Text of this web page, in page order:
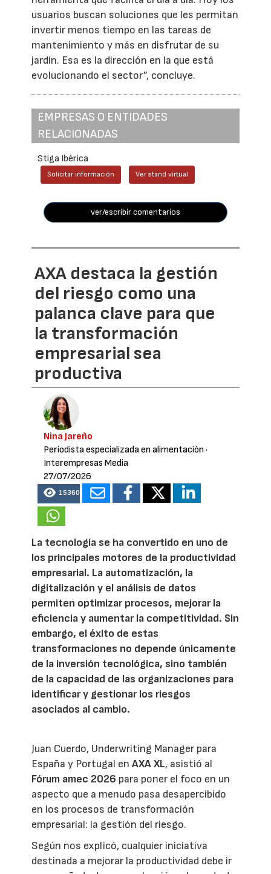
usuarios buscan soluciones que les permitan
invertir menos tiempo en las tareas de
mantenimiento y más en disfrutar de su
jardín. Esa es la dirección en la que está
evolucionando el sector”, concluye.
EMPRESAS O ENTIDADES
RELACIONADAS
Stiga Ibérica
Solicitar información Ver stand virtual
ver/escribir comentarios
AXA destaca la gestión
del riesgo como una
palanca clave para que
la transformación
empresarial sea
productiva
Nina Jareño
Periodista especializada en alimentación ·
Interempresas Media
27/07/2026
15360
La tecnología se ha convertido en uno de
los principales motores de la productividad
empresarial. La automatización, la
digitalización y el análisis de datos
permiten optimizar procesos, mejorar la
eficiencia y aumentar la competitividad. Sin
embargo, el éxito de estas
transformaciones no depende únicamente
de la inversión tecnológica, sino también
de la capacidad de las organizaciones para
identificar y gestionar los riesgos
asociados al cambio.
Juan Cuerdo, Underwriting Manager para
España y Portugal enAXA XL, asistió al
Fórum amec 2026 para poner el foco en un
aspecto que a menudo pasa desapercibido
en los procesos de transformación
empresarial: la gestión del riesgo.
Según nos explicó, cualquier iniciativa
destinada a mejorar la productividad debe ir